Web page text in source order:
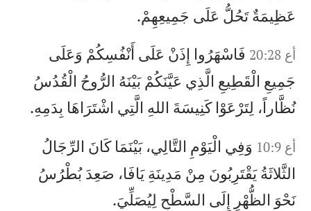
عَظِيمَةٌ تَحُلُّ عَلَى جَمِيعِهِمْ.
أع 20:28
فَاسْهَرُوا إِذَنْ عَلَى أَنْفُسِكُمْ وَعَلَى
جَمِيعِ الْقَطِيعِ الَّذِي عَيَّنَكُمْ بَيْنَهُ الرُّوحُ الْقُدُسُ
نُظَّاراً، لِتَرْعَوْا كَنِيسَةَ اللهِ الَّتِي اشْتَرَاهَا بِدَمِهِ.
أع 10:9
وَفِي الْيَوْمِ التَّالِي، بَيْنَمَا كَانَ الرِّجَالُ
الثَّلاثَةُ يَقْتَرِبُونَ مِنْ مَدِينَةِ يَافَا، صَعِدَ بُطْرُسُ
نَحْوَ الظُّهْرِ إِلَى السَّطْحِ لِيُصَلِّيَ.